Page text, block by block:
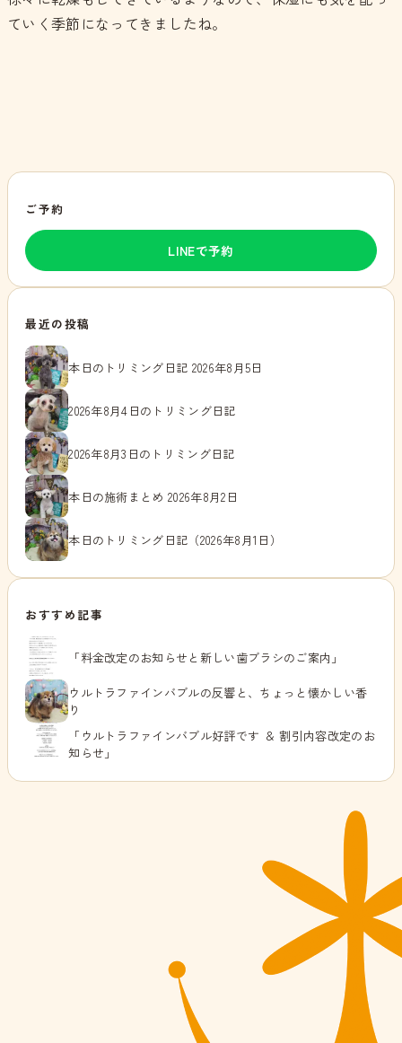
ていく季節になってきましたね。
ご予約
LINEで予約
最近の投稿
本日のトリミング日記 2026年8月5日
2026年8月4日のトリミング日記
2026年8月3日のトリミング日記
本日の施術まとめ 2026年8月2日
本日のトリミング日記（2026年8月1日）
おすすめ記事
「料金改定のお知らせと新しい歯ブラシのご案内」
ウルトラファインバブルの反響と、ちょっと懐かしい香
り
「ウルトラファインバブル好評です ＆ 割引内容改定のお
知らせ」